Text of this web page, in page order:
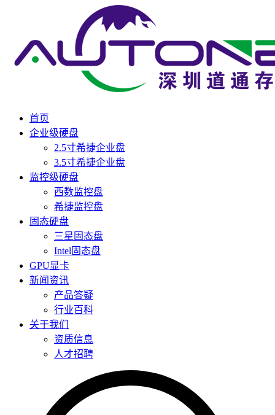
首页
企业级硬盘
2.5寸希捷企业盘
3.5寸希捷企业盘
监控级硬盘
西数监控盘
希捷监控盘
固态硬盘
三星固态盘
Intel固态盘
GPU显卡
新闻资讯
产品答疑
行业百科
关于我们
资质信息
人才招聘